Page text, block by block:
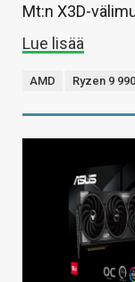
Mt:n X3D-
Lue lisää
AMD Ryzen 9